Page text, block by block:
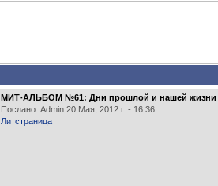
МИТ-АЛЬБОМ №61: Дни прошлой и нашей жизни
Послано: Admin 20 Мая, 2012 г. - 16:36
Литстраница